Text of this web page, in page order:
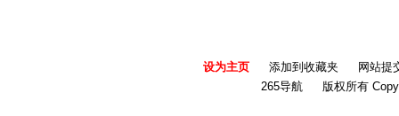
设为主页 添加到收藏夹
网站提
265导航
版权所有